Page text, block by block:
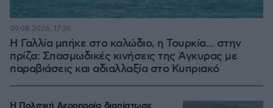
Η Γαλλία μπήκε στο καλώδιο, η Τουρκία... στην
πρίζα: Σπασμωδικές κινήσεις της Άγκυρας με
παραβιάσεις και αδιαλλαξία στο Κυπριακό
09.08.2026, 17:36